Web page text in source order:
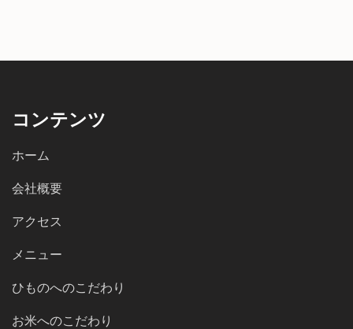
コンテンツ
ホーム
会社概要
アクセス
メニュー
ひものへのこだわり
お米へのこだわり